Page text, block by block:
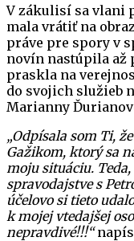
V zákulisí sa vlani
mala vrátiť na
práve pre spory v
novín nastúpila až
praskla na
do svojich služieb
Marianny
„Odpísala som Ti,
Gažikom, ktorý sa
moju situáciu.
spravodajstve s
účelovo si tieto
k mojej vtedajšej
nepravdivé!!!“